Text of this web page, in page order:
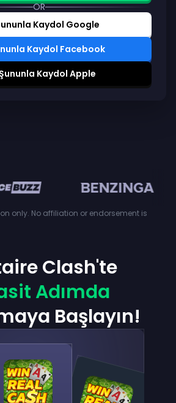
OR
Kaydol Google
Kaydol Facebook
Kaydol Apple
only. No affiliation or endorsement is
Clash'te
Adımda
Başlayın!